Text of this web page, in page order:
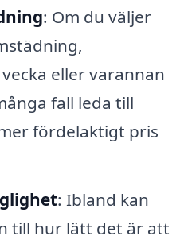
: Om du väljer
eller varannan
fall leda till
fördelaktigt pris
: Ibland kan
till hur lätt det är att